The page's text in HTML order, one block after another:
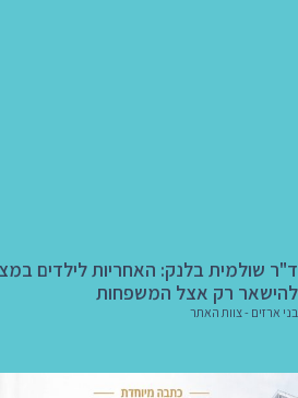
ד"ר שולמית בלנק: האחריות לילדים
להישאר רק אצל המשפחות
בני ארזים - צוות האתר